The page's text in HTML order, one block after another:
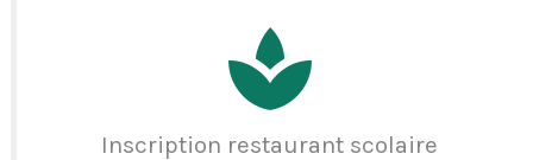
Inscription restaurant scolaire